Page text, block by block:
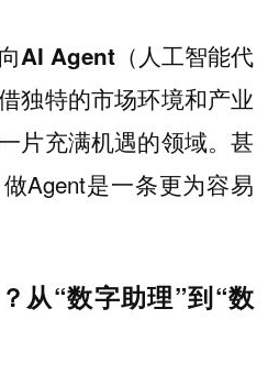
AI Agent（人工智能代
独特的市场环境和产业
片充满机遇的领域。甚
Agent是一条更为容易
从“数字助理”到“数